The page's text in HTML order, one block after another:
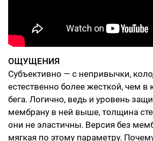
ОЩУЩЕНИЯ
Субъективно — с непривычки,
естественно более жесткой, чем в
бега. Логично, ведь и уровень
мембрану в ней выше, толщина
они не эластичны. Версия без
мягкая по этому параметру.